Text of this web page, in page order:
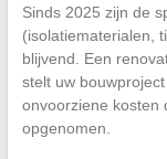
Sinds 2025 zijn de
(isolatiematerialen,
blijvend. Een
stelt uw
onvoorziene kosten
opgenomen.